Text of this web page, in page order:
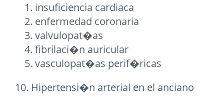
insuficiencia cardiaca
enfermedad coronaria
valvulopat�as
fibrilaci�n auricular
vasculopat�as perif�ricas
10. Hipertensi�n arterial en el anciano